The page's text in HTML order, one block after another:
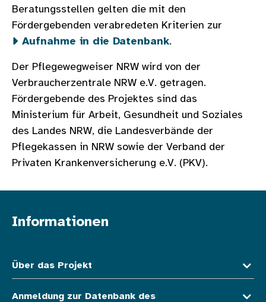
Beratungsstellen gelten die mit den
Fördergebenden verabredeten Kriterien zur
Aufnahme in die Datenbank.
Der Pflegewegweiser NRW wird von der
Verbraucherzentrale NRW e.V. getragen.
Fördergebende des Projektes sind das
Ministerium für Arbeit, Gesundheit und Soziales
des Landes NRW, die Landesverbände der
Pflegekassen in NRW sowie der Verband der
Privaten Krankenversicherung e.V. (PKV).
Informationen
Über das Projekt
Anmeldung zur Datenbank des